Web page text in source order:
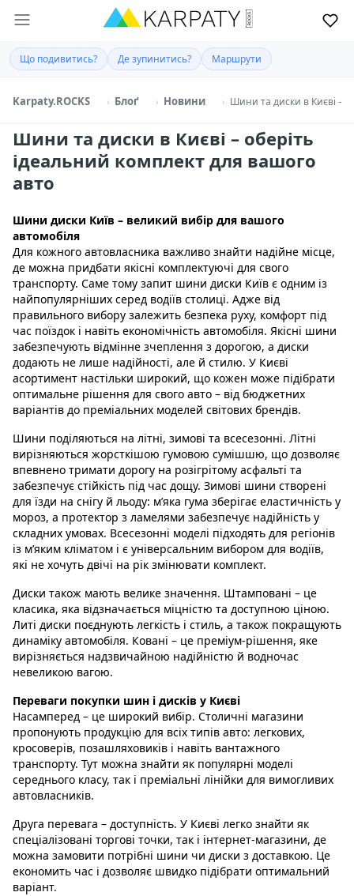
Що подивитись? Де зупинитись? Маршрути
Karpaty.ROCKS Блоґ Новини Шини та диски в Києві –
Шини та диски в Києві – оберіть
ідеальний комплект для вашого
авто
Шини диски Київ – великий вибір для вашого
автомобіля
Для кожного автовласника важливо знайти надійне місце,
де можна придбати якісні комплектуючі для свого
транспорту. Саме тому запит шини диски Київ є одним із
найпопулярніших серед водіїв столиці. Адже від
правильного вибору залежить безпека руху, комфорт під
час поїздок і навіть економічність автомобіля. Якісні шини
забезпечують відмінне зчеплення з дорогою, а диски
додають не лише надійності, але й стилю. У Києві
асортимент настільки широкий, що кожен може підібрати
оптимальне рішення для свого авто – від бюджетних
варіантів до преміальних моделей світових брендів.
Шини поділяються на літні, зимові та всесезонні. Літні
вирізняються жорсткішою гумовою сумішшю, що дозволяє
впевнено тримати дорогу на розігрітому асфальті та
забезпечує стійкість під час дощу. Зимові шини створені
для їзди на снігу й льоду: м’яка гума зберігає еластичність у
мороз, а протектор з ламелями забезпечує надійність у
складних умовах. Всесезонні моделі підходять для регіонів
із м’яким кліматом і є універсальним вибором для водіїв,
які не хочуть двічі на рік змінювати комплект.
Диски також мають велике значення. Штамповані – це
класика, яка відзначається міцністю та доступною ціною.
Литі диски поєднують легкість і стиль, а також покращують
динаміку автомобіля. Ковані – це преміум-рішення, яке
вирізняється надзвичайною надійністю й водночас
невеликою вагою.
Переваги покупки шин і дисків у Києві
Насамперед – це широкий вибір. Столичні магазини
пропонують продукцію для всіх типів авто: легкових,
кросоверів, позашляховиків і навіть вантажного
транспорту. Тут можна знайти як популярні моделі
середнього класу, так і преміальні лінійки для вимогливих
автовласників.
Друга перевага – доступність. У Києві легко знайти як
спеціалізовані торгові точки, так і інтернет-магазини, де
можна замовити потрібні шини чи диски з доставкою. Це
економить час і дозволяє швидко підібрати оптимальний
варіант.